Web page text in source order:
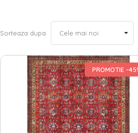
Dintr-o amenajare interioara cu
hol sau bucatarie. Fabricate din
eleganta desavarsita. In magazinul
modele simple sau asimetrice, cu
Covor si traverse mici si mari -
Covoarele din magazinul nostru online
confort termic superior, in culori ce pot
preferate fiind modelele pufoase, ce
abstract, clasic, etnic, floral, geometric,
poate alege un covor dreptunghiular, cu
mai gasesti sicovoare pentru copii,
Sorteaza dupa
PROMOTIE -